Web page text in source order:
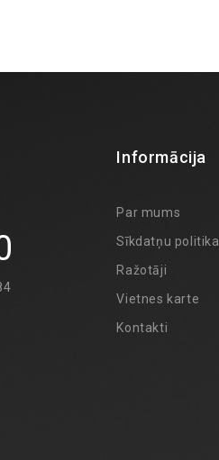
Informācija
Par mums
Sīkdatņu politika
Ražotāji
Vietnes karte
Kontakti